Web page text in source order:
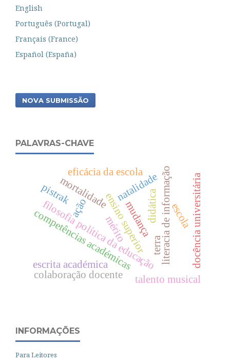
English
Português (Portugal)
Français (France)
Español (España)
NOVA SUBMISSÃO
PALAVRAS-CHAVE
ensino superior
filosofia política da educação
competências académicas literacia de informação
ação
natalidade
mortalidade
escola
mudança
escrita académica
mérito
colaboração docente
eficácia da escola
talento musical
pistrak
terra docência universitária
didática
INFORMAÇÕES
Para Leitores